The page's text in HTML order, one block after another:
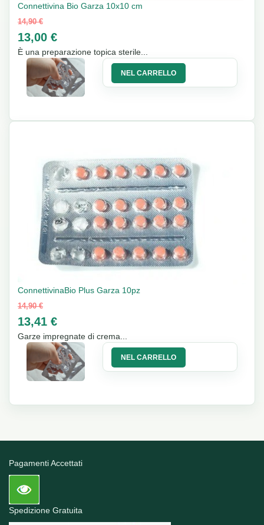
Connettivina Bio Garza 10x10 cm
14,90 €
13,00 €
È una preparazione topica sterile...
NEL CARRELLO
ConnettivinaBio Plus Garza 10pz
14,90 €
13,41 €
Garze impregnate di crema...
NEL CARRELLO
Pagamenti Accettati
Spedizione Gratuita